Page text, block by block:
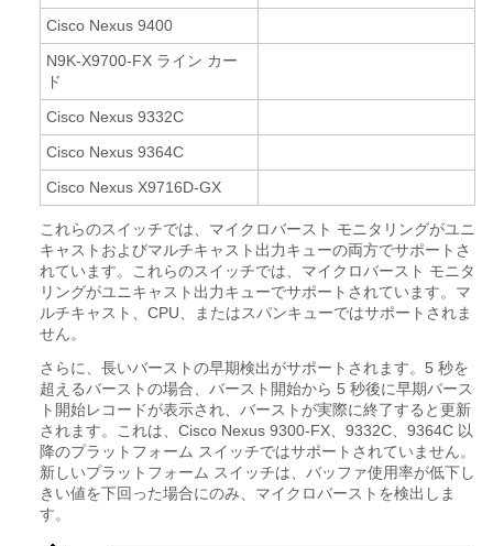
Cisco Nexus 9400
N9K-X9700-FX ライン カー
ド
Cisco Nexus 9332C
Cisco Nexus 9364C
Cisco Nexus X9716D-GX
これらのスイッチでは、マイクロバースト モニタリングがユニ
キャストおよびマルチキャスト出力キューの両方でサポートさ
れています。これらのスイッチでは、マイクロバースト モニタ
リングがユニキャスト出力キューでサポートされています。マ
ルチキャスト、CPU、またはスパンキューではサポートされま
せん。
さらに、長いバーストの早期検出がサポートされます。5 秒を
超えるバーストの場合、バースト開始から 5 秒後に早期バース
ト開始レコードが表示され、バーストが実際に終了すると更新
されます。
これは、Cisco Nexus 9300-FX、9332C、9364C 以
降のプラットフォーム スイッチではサポートされていません。
新しいプラットフォーム スイッチは、バッファ使用率が低下し
きい値を下回った場合にのみ、マイクロバーストを検出しま
す。